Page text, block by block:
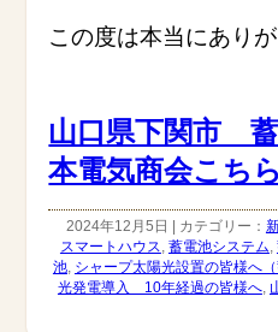
この度は本当にあり
山口県下関市
本電気商会こち
2024年12月5日 | カテゴリー：
スマートハウス, 蓄電池システム,
池, シャープ太陽光設置の皆様へ
光発電導入 10年経過の皆様へ,